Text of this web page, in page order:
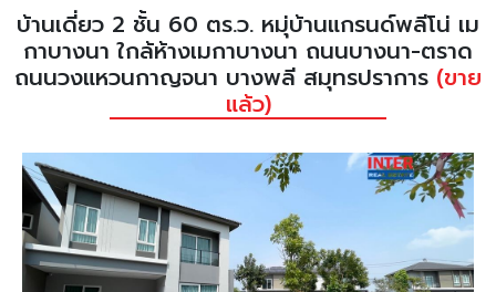
บ้านเดี่ยว 2 ชั้น 60 ตร.ว. หมุ่บ้านแกรนด์พลีโน่ เม
กาบางนา ใกล้ห้างเมกาบางนา ถนนบางนา-ตราด
ถนนวงแหวนกาญจนา บางพลี สมุทรปราการ (ขาย
แล้ว)